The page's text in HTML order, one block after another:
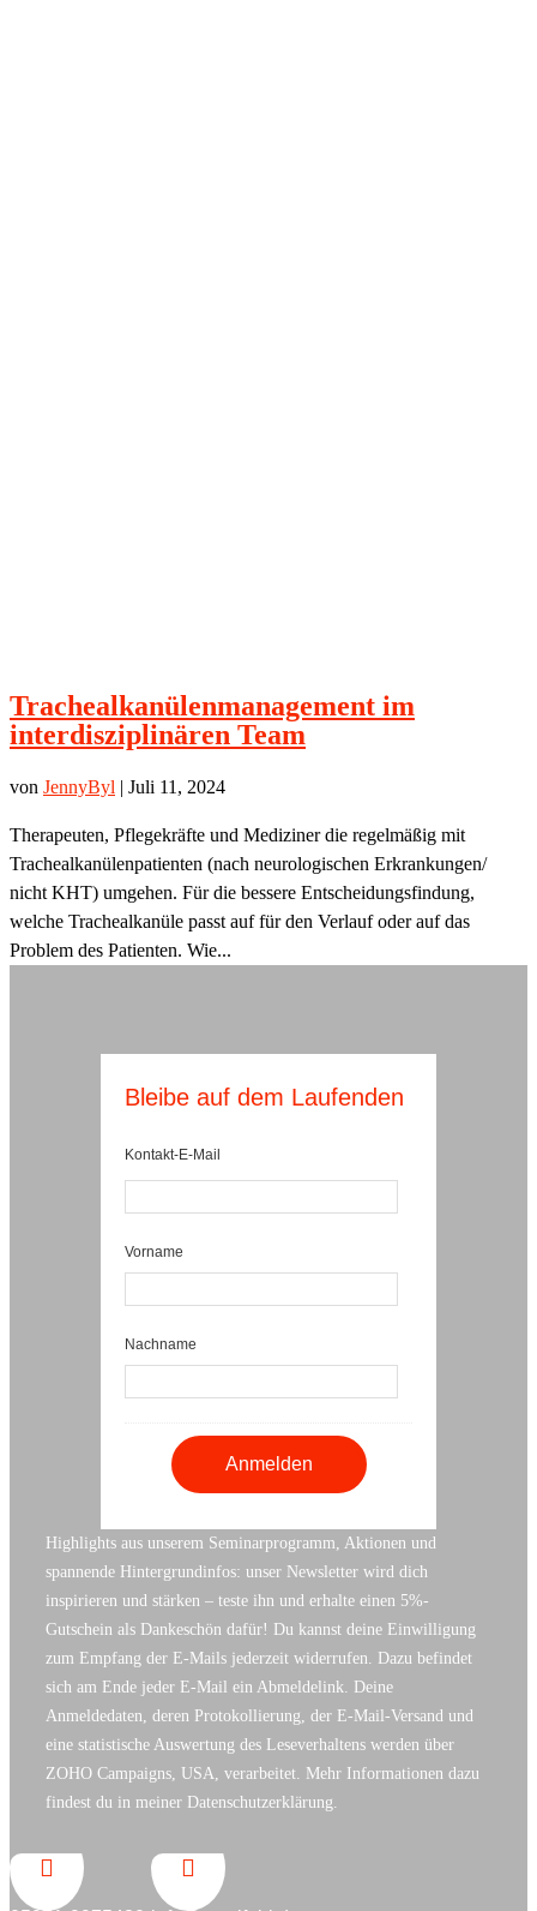
Trachealkanülenmanagement im
interdisziplinären Team
von JennyByl | Juli 11, 2024
Therapeuten, Pflegekräfte und Mediziner die regelmäßig mit
Trachealkanülenpatienten (nach neurologischen Erkrankungen/
nicht KHT) umgehen. Für die bessere Entscheidungsfindung,
welche Trachealkanüle passt auf für den Verlauf oder auf das
Problem des Patienten. Wie...


Bleibe auf dem Laufenden
Kontakt-E-Mail
Vorname
Nachname
Highlights aus unserem Seminarprogramm, Aktionen und
spannende Hintergrundinfos: unser Newsletter wird dich
inspirieren und stärken – teste ihn und erhalte einen 5%-
Gutschein als Dankeschön dafür! Du kannst deine Einwilligung
zum Empfang der E-Mails jederzeit widerrufen. Dazu befindet
sich am Ende jeder E-Mail ein Abmeldelink. Deine
Anmeldedaten, deren Protokollierung, der E-Mail-Versand und
eine statistische Auswertung des Leseverhaltens werden über
ZOHO Campaigns, USA, verarbeitet. Mehr Informationen dazu
findest du in meiner Datenschutzerklärung.